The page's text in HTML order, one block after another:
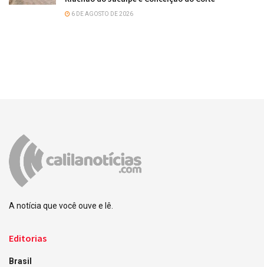
6 DE AGOSTO DE 2026
A notícia que você ouve e lê.
Editorias
Brasil